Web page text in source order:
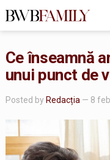
Ce înseamnă
unui punct de
Posted by Redacția — 8